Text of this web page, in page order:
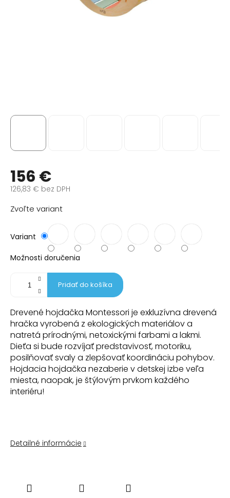
156 €
126,83 € bez DPH
Jednotková
cena:
Zvoľte variant
Variant
Možnosti doručenia
Pridať do košíka
Drevené hojdačka Montessori je exkluzívna drevená
hračka vyrobená z ekologických materiálov a
natretá prírodnými, netoxickými farbami a lakmi.
Dieťa si bude rozvíjať predstavivosť, motoriku,
posilňovať svaly a zlepšovať koordináciu pohybov.
Hojdacia hojdačka nezaberie v detskej izbe veľa
miesta, naopak, je štýlovým prvkom každého
interiéru!
Detailné informácie